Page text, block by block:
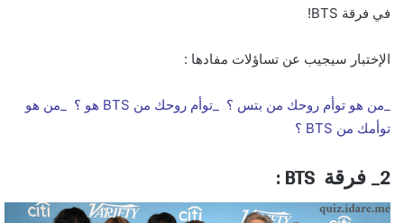
في فرقة BTS!
الإختبار سيجيب عن تساؤلات مفادها :
_من هو توأم روحك من بتس ؟ _توأم روحك من BTS هو ؟ _من هو
توأمك من BTS ؟
2_ فرقة BTS :